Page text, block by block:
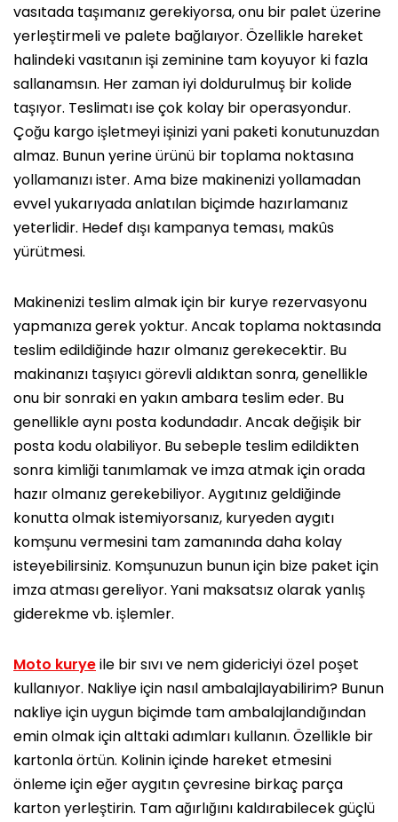
vasıtada taşımanız gerekiyorsa, onu bir palet üzerine
yerleştirmeli ve palete bağlaıyor. Özellikle hareket
halindeki vasıtanın işi zeminine tam koyuyor ki fazla
sallanamsın. Her zaman iyi doldurulmuş bir kolide
taşıyor. Teslimatı ise çok kolay bir operasyondur.
Çoğu kargo işletmeyi işinizi yani paketi konutunuzdan
almaz. Bunun yerine ürünü bir toplama noktasına
yollamanızı ister. Ama bize makinenizi yollamadan
evvel yukarıyada anlatılan biçimde hazırlamanız
yeterlidir. Hedef dışı kampanya teması, makûs
yürütmesi.
Makinenizi teslim almak için bir kurye rezervasyonu
yapmanıza gerek yoktur. Ancak toplama noktasında
teslim edildiğinde hazır olmanız gerekecektir. Bu
makinanızı taşıyıcı görevli aldıktan sonra, genellikle
onu bir sonraki en yakın ambara teslim eder. Bu
genellikle aynı posta kodundadır. Ancak değişik bir
posta kodu olabiliyor. Bu sebeple teslim edildikten
sonra kimliği tanımlamak ve imza atmak için orada
hazır olmanız gerekebiliyor. Aygıtınız geldiğinde
konutta olmak istemiyorsanız, kuryeden aygıtı
komşunu vermesini tam zamanında daha kolay
isteyebilirsiniz. Komşunuzun bunun için bize paket için
imza atması gereliyor. Yani maksatsız olarak yanlış
giderekme vb. işlemler.
Moto kuryeile bir sıvı ve nem gidericiyi özel poşet
kullanıyor. Nakliye için nasıl ambalajlayabilirim? Bunun
nakliye için uygun biçimde tam ambalajlandığından
emin olmak için alttaki adımları kullanın. Özellikle bir
kartonla örtün. Kolinin içinde hareket etmesini
önleme için eğer aygıtın çevresine birkaç parça
karton yerleştirin. Tam ağırlığını kaldırabilecek güçlü